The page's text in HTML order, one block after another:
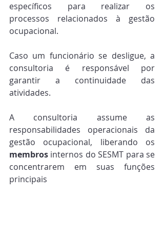
específicos para realizar os
processos relacionados à gestão
ocupacional.
Caso um funcionário se desligue, a
consultoria é responsável por
garantir a continuidade das
atividades.
A consultoria assume as
responsabilidades operacionais da
membros internos do SESMT para se
concentrarem em suas funções
principais